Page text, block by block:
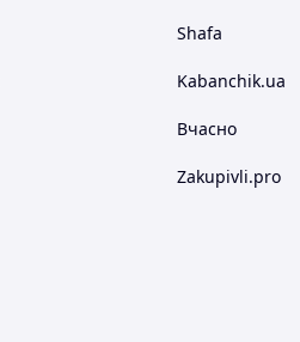
Shafa
Kabanchik.ua
Вчасно
Zakupivli.pro